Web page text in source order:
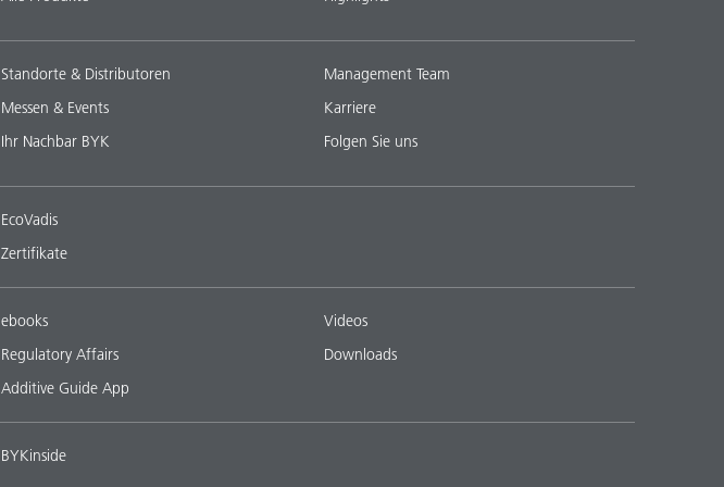
Standorte & Distributoren
Messen & Events
Ihr Nachbar BYK
Management Team
Karriere
Folgen Sie uns
EcoVadis
Zertifikate
ebooks
Regulatory Affairs
Additive Guide App
Videos
Downloads
BYKinside